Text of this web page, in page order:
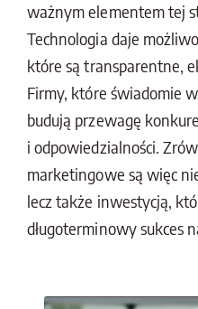
ważnym elementem tej
Technologia daje
które są transparentne,
Firmy, które świadomie
budują przewagę
i odpowiedzialności.
marketingowe są więc
lecz także inwestycją,
długoterminowy sukces